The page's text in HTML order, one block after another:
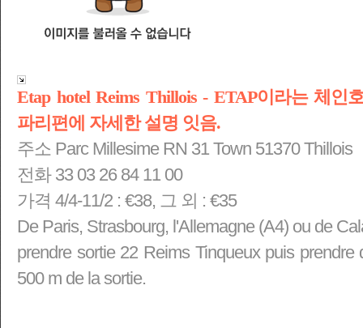
Etap hotel Reims Thillois - ETAP이라는 체인
파리편에 자세한 설명 잇음.
주소 Parc Millesime RN 31 Town 51370 Thillois
전화33 03 26 84 11 00
가격 4/4-11/2 : €38, 그 외 : €35
De Paris, Strasbourg, l'Allemagne (A4) ou de
prendre sortie 22 Reims Tinqueux puis
500 m de la sortie.